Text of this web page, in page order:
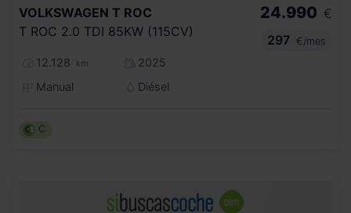
VOLKSWAGEN T ROC
T ROC 2.0 TDI 85KW (115CV)
12.128 km
2025
Manual
Diésel
24.990 €
297
€/mes
C